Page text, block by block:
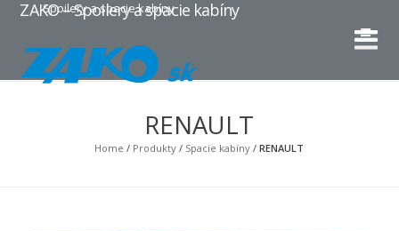
ZAKO – Spoilery a spacie kabíny
Spoilery a spacie kabíny
RENAULT
Home / Produkty / Spacie kabíny /RENAULT